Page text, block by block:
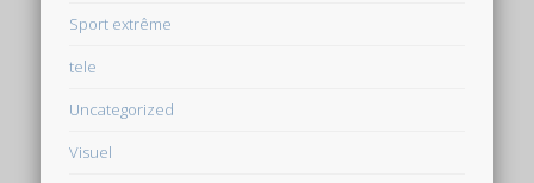
Sport extrême
tele
Uncategorized
Visuel